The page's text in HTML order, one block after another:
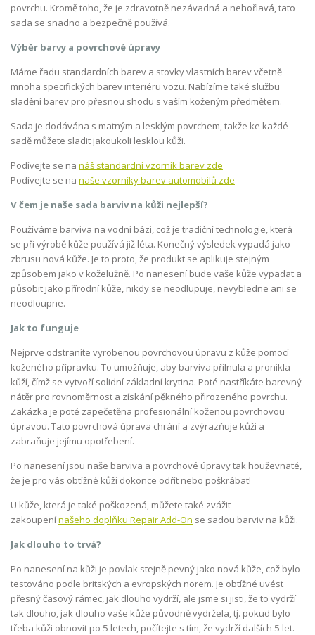
povrchu. Kromě toho, že je zdravotně nezávadná a nehořlavá, tato
sada se snadno a bezpečně používá.
Výběr barvy a povrchové úpravy
Máme řadu standardních barev a stovky vlastních barev včetně
mnoha specifických barev interiéru vozu. Nabízíme také službu
sladění barev pro přesnou shodu s vaším koženým předmětem.
Sada je dodávána s matným a lesklým povrchem, takže ke každé
sadě můžete sladit jakoukoli lesklou kůži.
Podívejte se na náš standardní vzorník barev zde
Podívejte se na naše vzorníky barev automobilů zde
V čem je naše sada barviv na kůži nejlepší?
Používáme barviva na vodní bázi, což je tradiční technologie, která
se při výrobě kůže používá již léta. Konečný výsledek vypadá jako
zbrusu nová kůže. Je to proto, že produkt se aplikuje stejným
způsobem jako v koželužně. Po nanesení bude vaše kůže vypadat a
působit jako přírodní kůže, nikdy se neodlupuje, nevybledne ani se
neodloupne.
Jak to funguje
Nejprve odstraníte vyrobenou povrchovou úpravu z kůže pomocí
koženého přípravku. To umožňuje, aby barviva přilnula a pronikla
kůží, čímž se vytvoří solidní základní krytina. Poté nastříkáte barevný
nátěr pro rovnoměrnost a získání pěkného přirozeného povrchu.
Zakázka je poté zapečetěna profesionální koženou povrchovou
úpravou. Tato povrchová úprava chrání a zvýrazňuje kůži a
zabraňuje jejímu opotřebení.
Po nanesení jsou naše barviva a povrchové úpravy tak houževnaté,
že je pro vás obtížné kůži dokonce odřít nebo poškrábat!
U kůže, která je také poškozená, můžete také zvážit
zakoupenínašeho doplňku Repair Add-On se sadou barviv na kůži.
Jak dlouho to trvá?
Po nanesení na kůži je povlak stejně pevný jako nová kůže, což bylo
testováno podle britských a evropských norem. Je obtížné uvést
přesný časový rámec, jak dlouho vydrží, ale jsme si jisti, že to vydrží
tak dlouho, jak dlouho vaše kůže původně vydržela, tj. pokud bylo
třeba kůži obnovit po 5 letech, počítejte s tím, že vydrží dalších 5 let.